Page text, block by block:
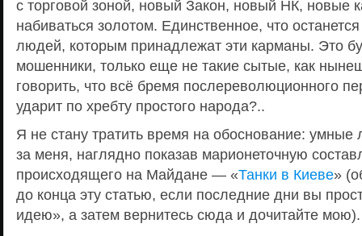
с торговой зоной, новый Закон, новый НК, новые
набиваться золотом. Единственное, что
людей, которым принадлежат эти карманы. Это
мошенники, только еще не такие сытые, как
говорить, что всё бремя послереволюционного
ударит по хребту простого народа?..
Я не стану тратить время на обоснование:
за меня, наглядно показав марионеточную
происходящего на Майдане — «Танки в Киеве»
до конца эту статью, если последние дни вы
идею», а затем вернитесь сюда и дочитайте мою).